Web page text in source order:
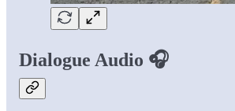
Dialogue Audio 🎧